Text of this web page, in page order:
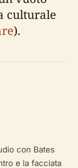
culturale
).
con Bates
e la facciata